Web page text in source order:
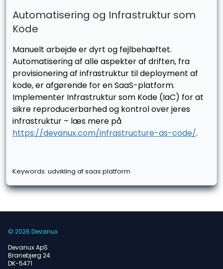
Automatisering og Infrastruktur som
Kode
Manuelt arbejde er dyrt og fejlbehæftet.
Automatisering af alle aspekter af driften, fra
provisionering af infrastruktur til deployment af
kode, er afgørende for en SaaS-platform.
Implementer Infrastruktur som Kode (IaC) for at
sikre reproducerbarhed og kontrol over jeres
infrastruktur – læs mere på
https://devanux.com/infrastructure-as-code/.
Keywords: udvikling af saas platform
© 2026 Devanux
Devanux ApS
Branebjerg 24
DK-5471